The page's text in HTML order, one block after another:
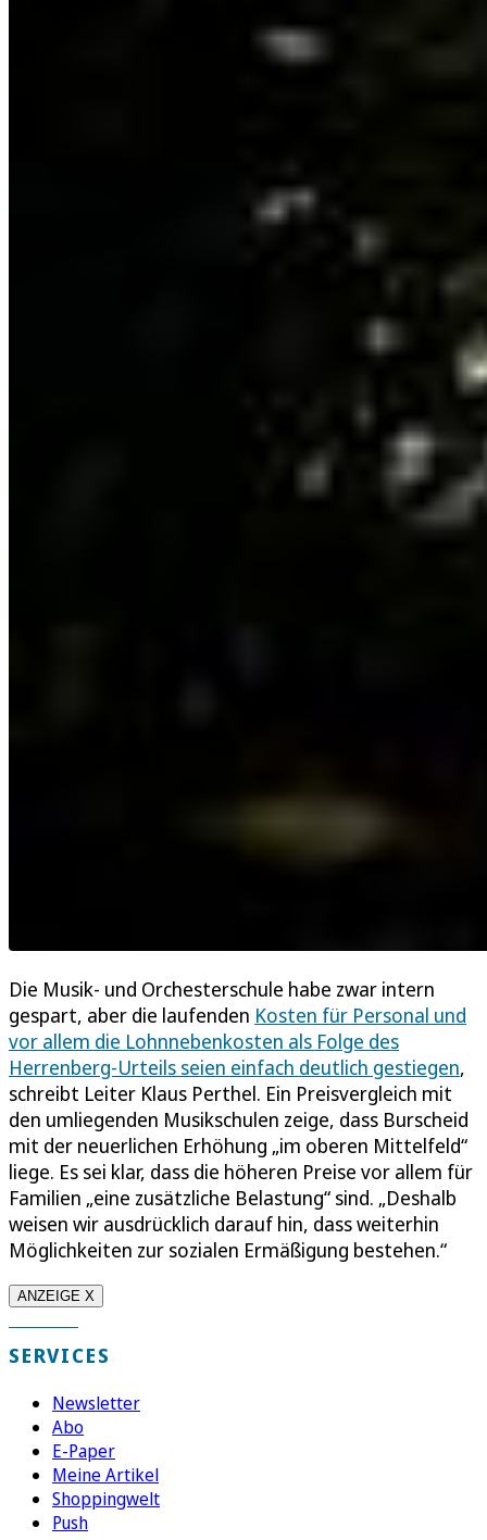
Die Musik- und Orchesterschule habe zwar intern
gespart, aber die laufenden Kosten für Personal und
vor allem die Lohnnebenkosten als Folge des
Herrenberg-Urteils seien einfach deutlich gestiegen,
schreibt Leiter Klaus Perthel. Ein Preisvergleich mit
den umliegenden Musikschulen zeige, dass Burscheid
mit der neuerlichen Erhöhung „im oberen Mittelfeld“
liege. Es sei klar, dass die höheren Preise vor allem für
Familien „eine zusätzliche Belastung“ sind. „Deshalb
weisen wir ausdrücklich darauf hin, dass weiterhin
Möglichkeiten zur sozialen Ermäßigung bestehen.“
ANZEIGE X
SERVICES
Newsletter
Abo
E-Paper
Meine Artikel
Shoppingwelt
Push